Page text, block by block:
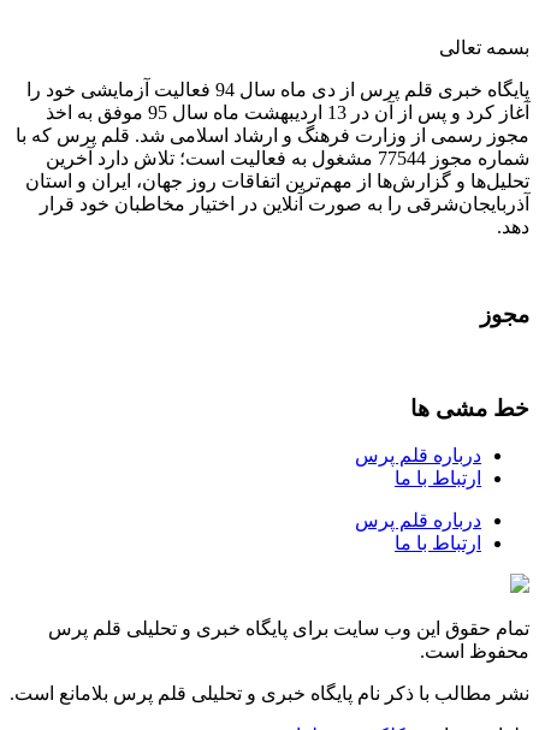
بسمه تعالی
پایگاه خبری قلم پرس از دی ماه سال 94 فعالیت آزمایشی خود را
آغاز کرد و پس از آن در 13 اردیبهشت ماه سال 95 موفق به اخذ
مجوز رسمی از وزارت فرهنگ و ارشاد اسلامی شد. قلم پرس که با
شماره مجوز 77544 مشغول به فعالیت است؛ تلاش دارد آخرین
تحلیل‌ها و گزارش‌ها از مهم‌ترین اتفاقات روز جهان، ایران و استان
آذربایجان‌شرقی را به صورت آنلاین در اختیار مخاطبان خود قرار
دهد.
مجوز
خط مشی ها
درباره قلم پرس
ارتباط با ما
درباره قلم پرس
ارتباط با ما
تمام حقوق این وب سایت برای پایگاه خبری و تحلیلی قلم پرس
محفوظ است.
نشر مطالب با ذکر نام پایگاه خبری و تحلیلی قلم پرس بلامانع است.